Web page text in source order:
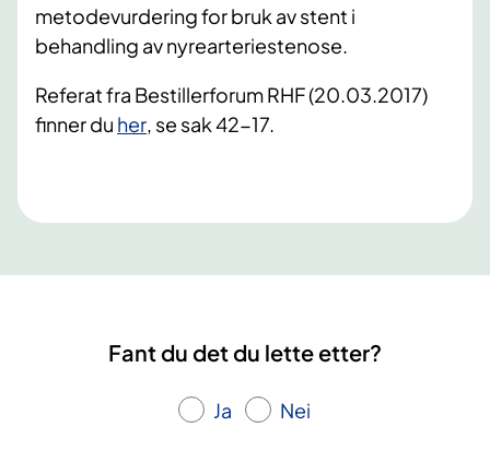
metodevurdering for bruk av stent i
behandling av nyrearteriestenose.
Referat fra Bestillerforum RHF (20.03.2017)
finner du her , se sak 42-17.
Fant du det du lette etter?
Ja Nei